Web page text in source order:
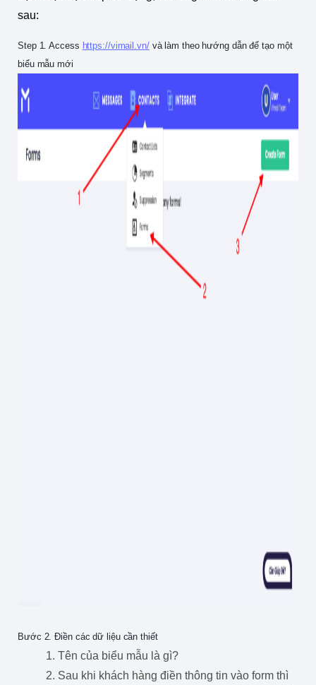
sau:
Step 1. Access https://vimail.vn/và làm theo hướng dẫn để tạo một
biểu mẫu mới
Bước 2. Điền các dữ liệu cần thiết
1. Tên của biểu mẫu là gì?
2. Sau khi khách hàng điền thông tin vào form thì